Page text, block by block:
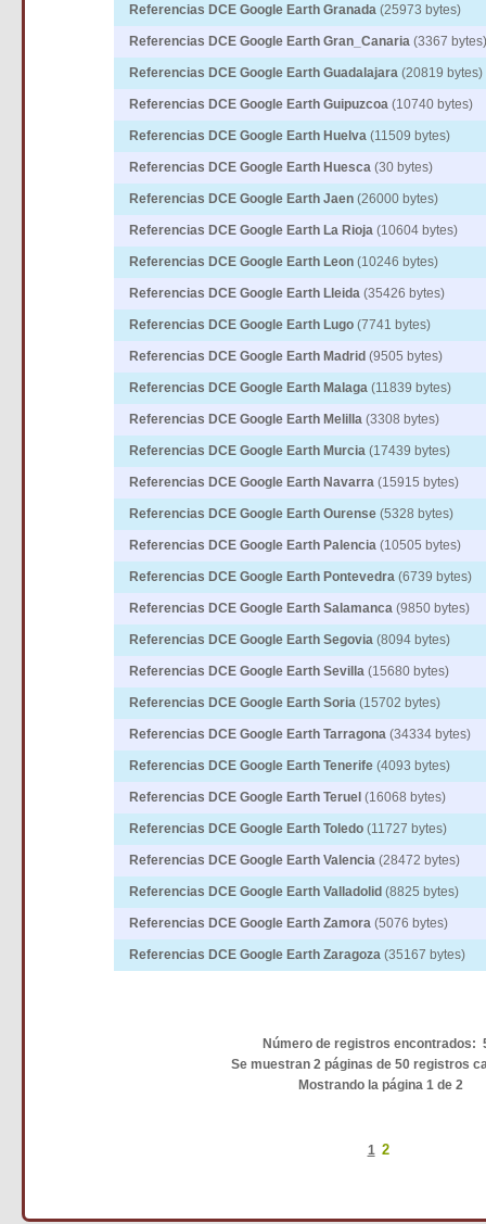
Referencias DCE Google Earth Granada(25973 bytes)
Referencias DCE Google Earth Gran_Canaria(3367 bytes)
Referencias DCE Google Earth Guadalajara(20819 bytes)
Referencias DCE Google Earth Guipuzcoa(10740 bytes)
Referencias DCE Google Earth Huelva(11509 bytes)
Referencias DCE Google Earth Huesca(30 bytes)
Referencias DCE Google Earth Jaen(26000 bytes)
Referencias DCE Google Earth La Rioja(10604 bytes)
Referencias DCE Google Earth Leon(10246 bytes)
Referencias DCE Google Earth Lleida(35426 bytes)
Referencias DCE Google Earth Lugo(7741 bytes)
Referencias DCE Google Earth Madrid (9505 bytes)
Referencias DCE Google Earth Malaga(11839 bytes)
Referencias DCE Google Earth Melilla(3308 bytes)
Referencias DCE Google Earth Murcia(17439 bytes)
Referencias DCE Google Earth Navarra(15915 bytes)
Referencias DCE Google Earth Ourense(5328 bytes)
Referencias DCE Google Earth Palencia(10505 bytes)
Referencias DCE Google Earth Pontevedra(6739 bytes)
Referencias DCE Google Earth Salamanca(9850 bytes)
Referencias DCE Google Earth Segovia(8094 bytes)
Referencias DCE Google Earth Sevilla(15680 bytes)
Referencias DCE Google Earth Soria(15702 bytes)
Referencias DCE Google Earth Tarragona(34334 bytes)
Referencias DCE Google Earth Tenerife(4093 bytes)
Referencias DCE Google Earth Teruel (16068 bytes)
Referencias DCE Google Earth Toledo(11727 bytes)
Referencias DCE Google Earth Valencia(28472 bytes)
Referencias DCE Google Earth Valladolid (8825 bytes)
Referencias DCE Google Earth Zamora(5076 bytes)
Referencias DCE Google Earth Zaragoza(35167 bytes)
Número de registros encontrados:
Se muestran 2 páginas de 50 registros
Mostrando la página 1 de 2
1 2